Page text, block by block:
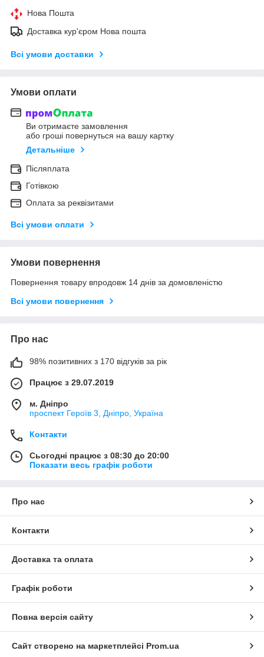
Нова Пошта
Доставка кур'єром Нова пошта
Всі умови доставки
Умови оплати
Ви отримаєте замовлення
або гроші повернуться на вашу картку
Детальніше
Післяплата
Готівкою
Оплата за реквізитами
Всі умови оплати
Умови повернення
Повернення товару впродовж 14 днів за домовленістю
Всі умови повернення
Про нас
98% позитивних з 170 відгуків за рік
Працює з 29.07.2019
м. Дніпро
проспект Героїв 3, Дніпро, Україна
Контакти
Сьогодні працює з 08:30 до 20:00
Показати весь графік роботи
Про нас
Контакти
Доставка та оплата
Графік роботи
Повна версія сайту
Сайт створено на маркетплейсі Prom.ua